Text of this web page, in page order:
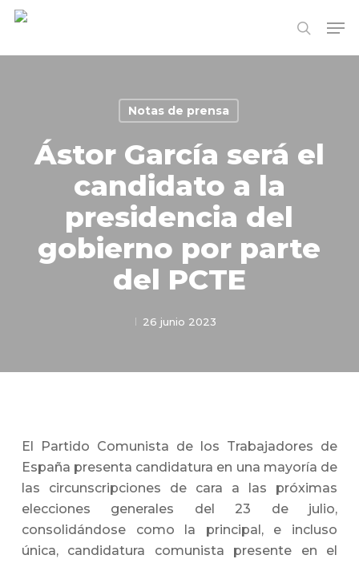
Skip
search
Notas de prensa
Ástor García será el
candidato a la
presidencia del
gobierno por parte
del PCTE
26 junio 2023
El Partido Comunista de los Trabajadores de
España presenta candidatura en una mayoría de
las circunscripciones de cara a las próximas
elecciones generales del 23 de julio,
consolidándose como la principal, e incluso
única, candidatura comunista presente en el